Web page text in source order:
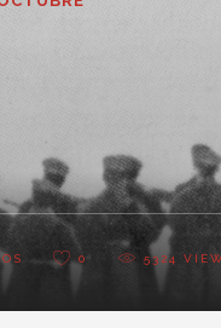
0 5324